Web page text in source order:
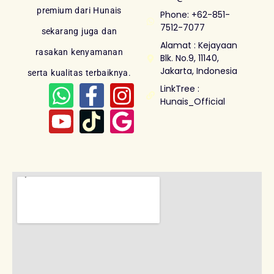
premium dari Hunais
sekarang juga dan
rasakan kenyamanan
serta kualitas terbaiknya.
Phone: +62-851-
7512-7077
Alamat : Kejayaan
Blk. No.9, 11140,
Jakarta, Indonesia
LinkTree :
Hunais_Official